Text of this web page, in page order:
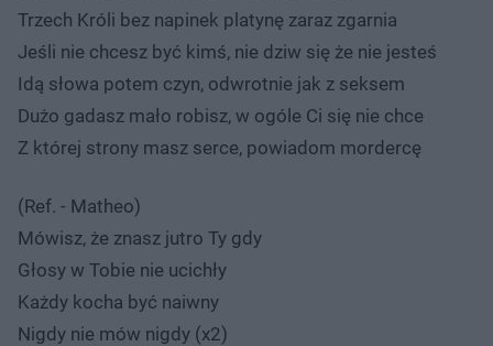
Trzech Króli bez napinek platynę zaraz zgarnia
Jeśli nie chcesz być kimś, nie dziw się że nie jesteś
Idą słowa potem czyn, odwrotnie jak z seksem
Dużo gadasz mało robisz, w ogóle Ci się nie chce
Z której strony masz serce, powiadom mordercę
(Ref. - Matheo)
Mówisz, że znasz jutro Ty gdy
Głosy w Tobie nie ucichły
Każdy kocha być naiwny
Nigdy nie mów nigdy (x2)